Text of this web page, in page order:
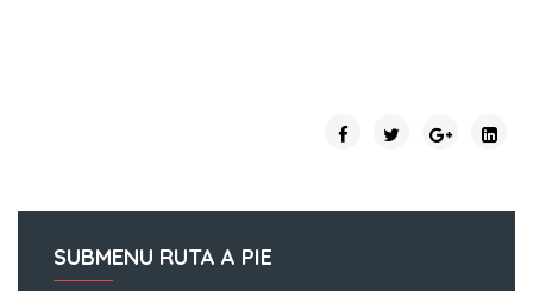
SUBMENU RUTA A PIE